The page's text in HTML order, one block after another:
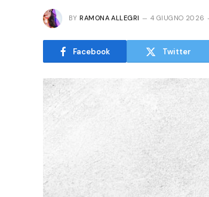
BY RAMONA ALLEGRI 4 GIUGNO 2026
Facebook Twitter